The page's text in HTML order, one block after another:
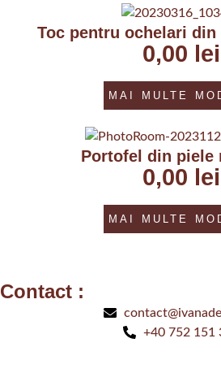
Toc pentru ochelari
0,00 lei
MAI MULTE
Portofel din piele
0,00 lei
MAI MULTE
Contact :
+40 752 151